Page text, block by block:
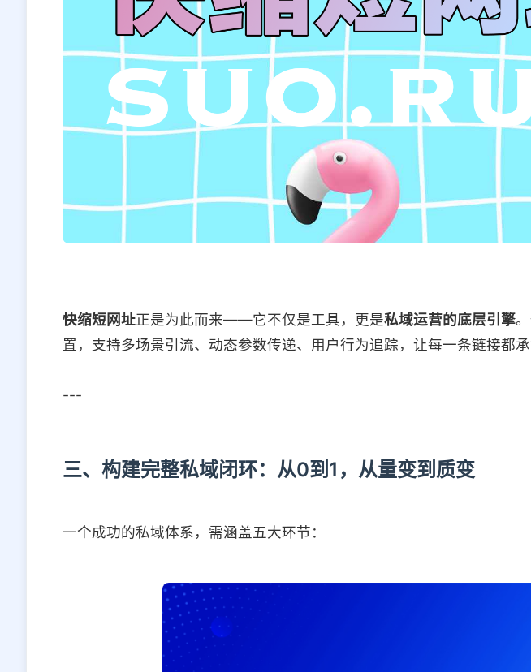
快缩短网址正是为此而来——它不仅是工具，更是私域运营的底层引擎
置，支持多场景引流、动态参数传递、用户行为追踪，让每一条链接都承
---
三、构建完整私域闭环：从0到1，从量变到质变
一个成功的私域体系，需涵盖五大环节：